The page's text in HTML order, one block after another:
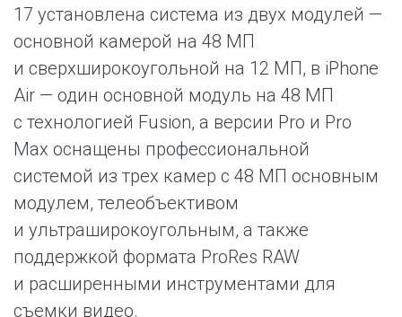
17 установлена система из двух модулей —
основной камерой на 48 МП
и сверхширокоугольной на 12 МП, в iPhone
Air — один основной модуль на 48 МП
с технологией Fusion, а версии Pro и Pro
Max оснащены профессиональной
системой из трех камер с 48 МП основным
модулем, телеобъективом
и ультраширокоугольным, а также
поддержкой формата ProRes RAW
и расширенными инструментами для
съемки видео.